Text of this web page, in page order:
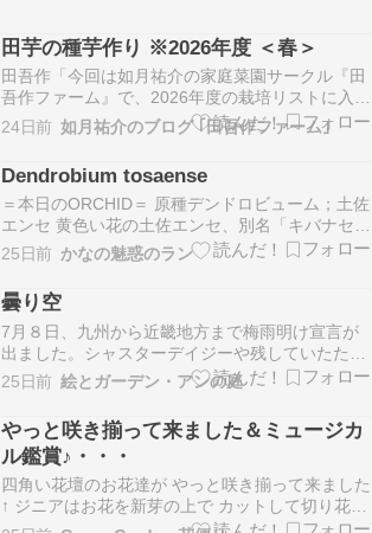
田芋の種芋作り ※2026年度 ＜春＞
田吾作「今回は如月祐介の家庭菜園サークル『田
吾作ファーム』で、2026年度の栽培リストに入れ
た田芋の種芋作りを紹介する。」「田芋はインド
からインドシナ半島が原産でサトイモ科サトイモ
に感染していない専用のものが販売されている
が、念のため…
24日前 如月祐介のブログ ｢田吾作ファーム｣
Dendrobium tosaense
＝本日のORCHID＝ 原種デンドロビューム；土佐
エンセ 黄色い花の土佐エンセ、別名「キバナセッ
コク」 分布 四国、九州、琉球列島、伊豆諸島。
外国では、中国南部、台湾。 生態と形態 常緑広
葉樹林の木や岩に着生する。 セッコクに比べて、
日陰を好み、 寒さに弱い傾向があります。 …
25日前 かなの魅惑のラン
曇り空
7月８日、九州から近畿地方まで梅雨明け宣言が
出ました。シャスターデイジーや残していたたい
まつ草など切ってがらんとしています。ドワーフ
アガパンサスはまだ切らんとこ。これからはもう
新しい花は咲かず（あとカサブランカがある）今
の状態を維持していくだけ。ですが今日からは３
０度越えらしいか…
25日前 絵とガーデン・アンの庭
やっと咲き揃って来ました＆ミュージカ
ル鑑賞♪・・・
四角い花壇のお花達が やっと咲き揃って来ました
↑ ジニアはお花を新芽の上で カットして切り花に
すると どんどん咲いてくれます♪↑ 今年は四